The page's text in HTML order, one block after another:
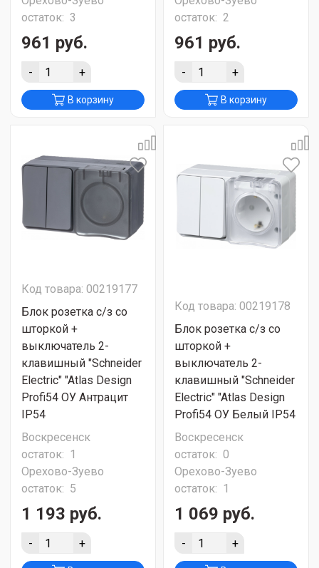
остаток: 3
961 руб.
- +
В корзину
остаток: 2
961 руб.
- +
В корзину
Код товара: 00219177
Блок розетка с/з со
шторкой +
выключатель 2-
клавишный "Schneider
Electric" "Atlas Design
Profi54 ОУ Антрацит
IP54
Воскресенск
остаток: 1
Орехово-Зуево
остаток: 5
1 193 руб.
- +
Код товара: 00219178
Блок розетка с/з со
шторкой +
выключатель 2-
клавишный "Schneider
Electric" "Atlas Design
Profi54 ОУ Белый IP54
Воскресенск
остаток: 0
Орехово-Зуево
остаток: 1
1 069 руб.
- +